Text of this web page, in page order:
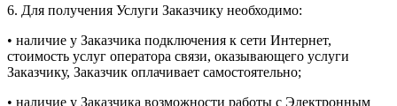
6. Для получения Услуги Заказчику необходимо:
• наличие у Заказчика подключения к сети Интернет,
стоимость услуг оператора связи, оказывающего услуги
Заказчику, Заказчик оплачивает самостоятельно;
• наличие у Заказчика возможности работы с Электронным